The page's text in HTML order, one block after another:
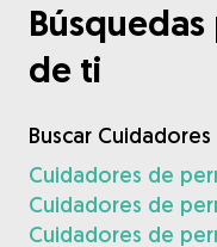
de ti
Buscar Cuidadores
Cuidadores de
Cuidadores de
Cuidadores de